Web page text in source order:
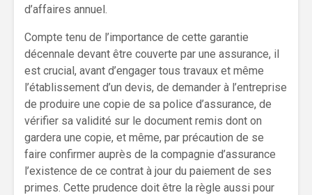
d’affaires annuel.
Compte tenu de l’importance de cette garantie
décennale devant être couverte par une assurance, il
est crucial, avant d’engager tous travaux et même
l’établissement d’un devis, de demander à l’entreprise
de produire une copie de sa police d’assurance, de
vérifier sa validité sur le document remis dont on
gardera une copie, et même, par précaution de se
faire confirmer auprès de la compagnie d’assurance
l’existence de ce contrat à jour du paiement de ses
primes. Cette prudence doit être la règle aussi pour